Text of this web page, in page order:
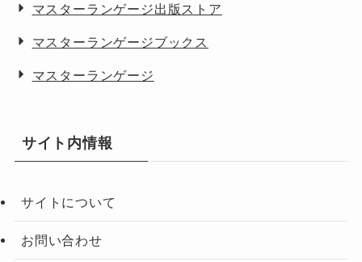
マスターランゲージ出版ストア
マスターランゲージブックス
マスターランゲージ
サイト内情報
サイトについて
お問い合わせ